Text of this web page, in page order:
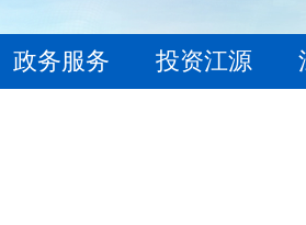
政务服务 投资江源